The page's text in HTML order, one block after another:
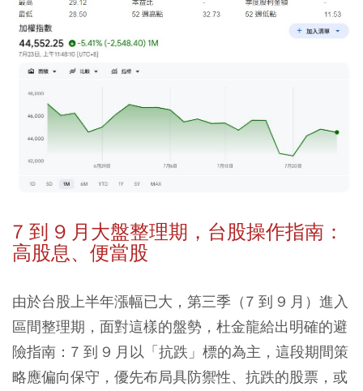
7 到 9 月大盤整理期，台股操作指南：
高股息、便當股
由於台股上半年漲幅已大，第三季（7 到 9 月）進入
區間整理期，面對這樣的盤勢，杜金龍給出明確的避
險指南： 7 到 9 月以「抗跌」標的為主，這段期間策
略應偏向保守，優先布局具防禦性、抗跌的股票，或